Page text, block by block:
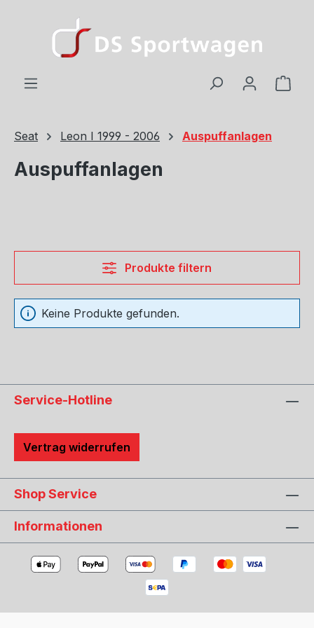
Zum Hauptinhalt springen
Seat Leon I 1999 - 2006 Auspuffanlagen
Auspuffanlagen
Produkte filtern
Keine Produkte gefunden.
Service-Hotline
Vertrag widerrufen
Shop Service
Informationen